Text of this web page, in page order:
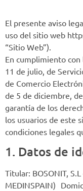
El presente aviso
uso del sitio web
“Sitio Web”).
En cumplimiento
11 de julio, de
de Comercio
de 5 de diciembre,
garantía de los
los usuarios de este
condiciones legales
1. Datos de
Titular: BOSONIT,
MEDINSPAIN)